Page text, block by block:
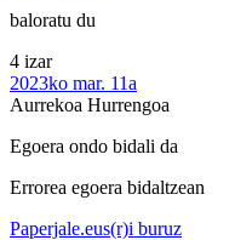
baloratu du
4 izar
2023ko mar. 11a
Aurrekoa Hurrengoa
Egoera ondo bidali da
Errorea egoera bidaltzean
Paperjale.eus(r)i buruz